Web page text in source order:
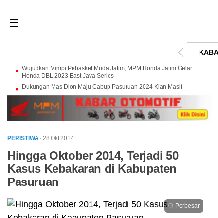
Wujudkan Mimpi Pebasket Muda Jatim, MPM Honda Jatim Gelar
Honda DBL 2023 East Java Series
Dukungan Mas Dion Maju Cabup Pasuruan 2024 Kian Masif
PERISTIWA · 28 Okt 2014
Hingga Oktober 2014, Terjadi 50
Kasus Kebakaran di Kabupaten
Pasuruan
Perbesar